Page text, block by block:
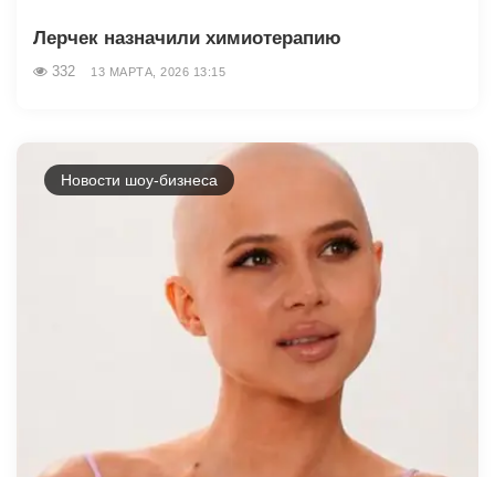
Лерчек назначили химиотерапию
332 13 МАРТА, 2026 13:15
Новости шоу-бизнеса